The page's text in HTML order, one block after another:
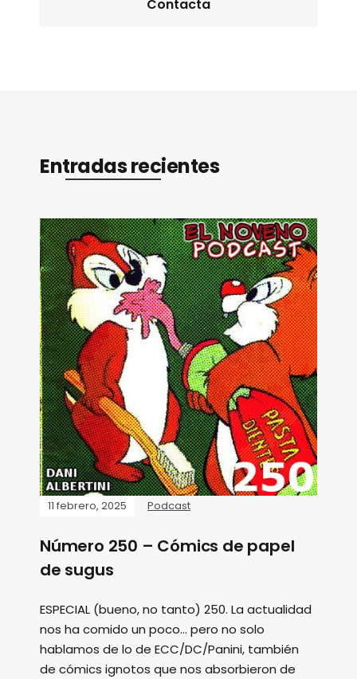
Contacta
Entradas recientes
11 febrero, 2025 Podcast
Número 250 – Cómics de papel
de sugus
ESPECIAL (bueno, no tanto) 250. La actualidad
nos ha comido un poco... pero no solo
hablamos de lo de ECC/DC/Panini, también
de cómics ignotos que nos absorbieron de